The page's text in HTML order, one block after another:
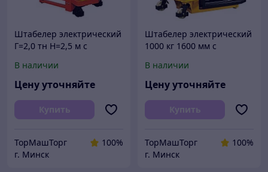
Штабелер электрический
Г=2,0 тн Н=2,5 м с
полуэлектрический
электроштабелер
В наличии
Цену уточняйте
Купить
ТорМашТорг
100%
г. Минск
Штабелер электрический
1000 кг 1600 мм с
полуэлектрический
электроштабелер
В наличии
Цену уточняйте
Купить
ТорМашТорг
100%
г. Минск